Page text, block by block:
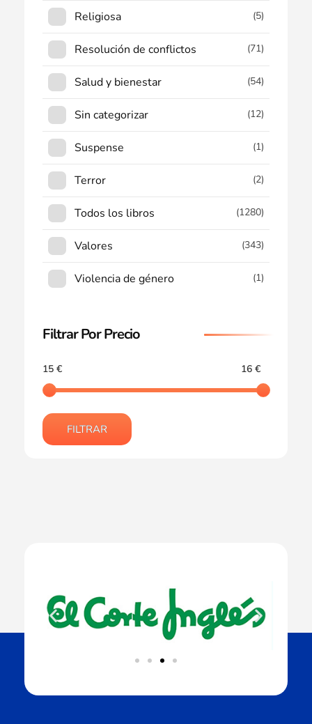
Religiosa (5)
Resolución de conflictos (71)
Salud y bienestar (54)
Sin categorizar (12)
Suspense (1)
Terror (2)
Todos los libros (1280)
Valores (343)
Violencia de género (1)
Filtrar Por Precio
15 € 16 €
FILTRAR